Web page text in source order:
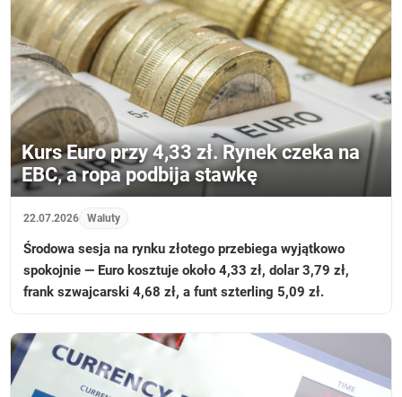
Kurs Euro przy 4,33 zł. Rynek czeka na
EBC, a ropa podbija stawkę
22.07.2026 Waluty
Środowa sesja na rynku złotego przebiega wyjątkowo
spokojnie — Euro kosztuje około 4,33 zł, dolar 3,79 zł,
frank szwajcarski 4,68 zł, a funt szterling 5,09 zł.